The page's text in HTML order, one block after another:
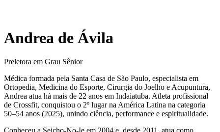
Andrea de Ávila
Preletora em Grau Sênior
Médica formada pela Santa Casa de São Paulo, especialista em
Ortopedia, Medicina do Esporte, Cirurgia do Joelho e Acupuntura,
Andrea atua há mais de 22 anos em Indaiatuba. Atleta profissional
de Crossfit, conquistou o 2º lugar na América Latina na categoria
50–54 anos (2025), unindo ciência, performance e espiritualidade.